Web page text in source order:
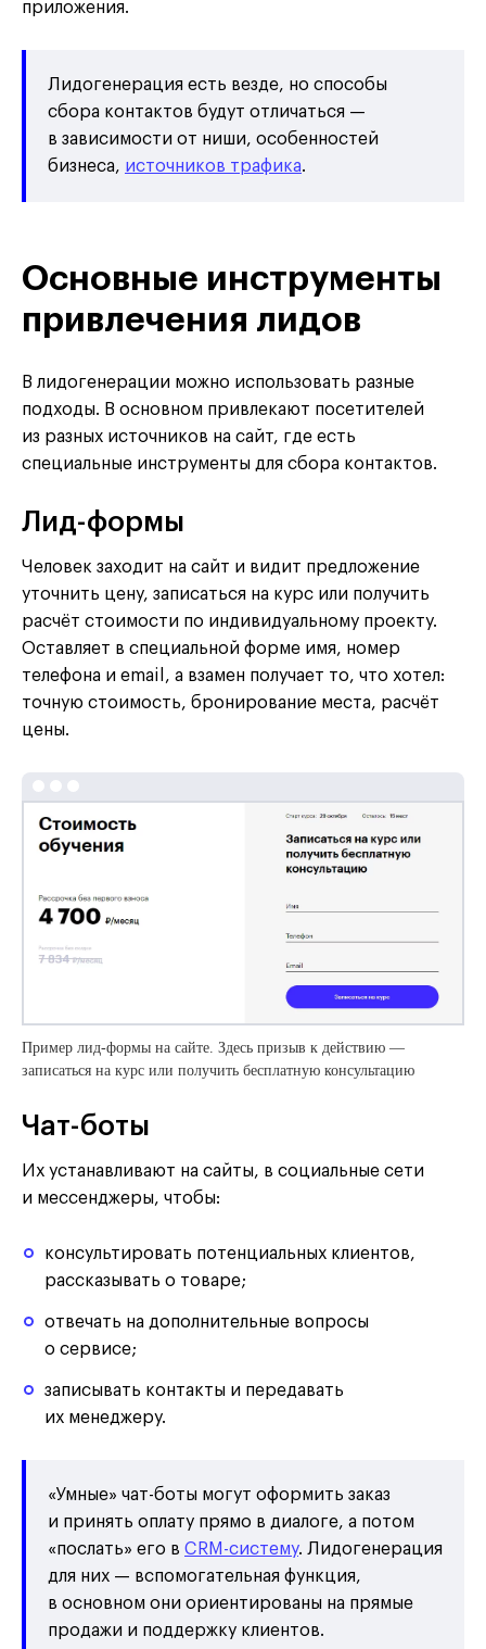
приложения.
Лидогенерация есть везде, но способы
сбора контактов будут отличаться —
в зависимости от ниши, особенностей
бизнеса, источников трафика.
Основные инструменты
привлечения лидов
В лидогенерации можно использовать разные
подходы. В основном привлекают посетителей
из разных источников на сайт, где есть
специальные инструменты для сбора контактов.
Лид-формы
Человек заходит на сайт и видит предложение
уточнить цену, записаться на курс или получить
расчёт стоимости по индивидуальному проекту.
Оставляет в специальной форме имя, номер
телефона и email, а взамен получает то, что хотел:
точную стоимость, бронирование места, расчёт
цены.
Пример лид-формы на сайте. Здесь призыв к действию —
записаться на курс или получить бесплатную консультацию
Чат-боты
Их устанавливают на сайты, в социальные сети
и мессенджеры, чтобы:
консультировать потенциальных клиентов,
рассказывать о товаре;
отвечать на дополнительные вопросы
о сервисе;
записывать контакты и передавать
их менеджеру.
«Умные» чат-боты могут оформить заказ
и принять оплату прямо в диалоге, а потом
«послать» его в CRM-систему. Лидогенерация
для них — вспомогательная функция,
в основном они ориентированы на прямые
продажи и поддержку клиентов.